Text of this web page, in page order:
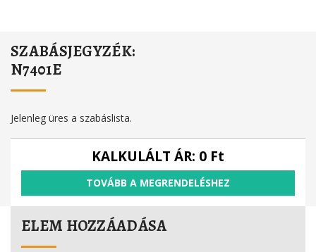
SZABÁSJEGYZÉK:
N7401E
Jelenleg üres a szabáslista.
KALKULÁLT ÁR: 0 Ft
TOVÁBB A MEGRENDELÉSHEZ
ELEM HOZZÁADÁSA